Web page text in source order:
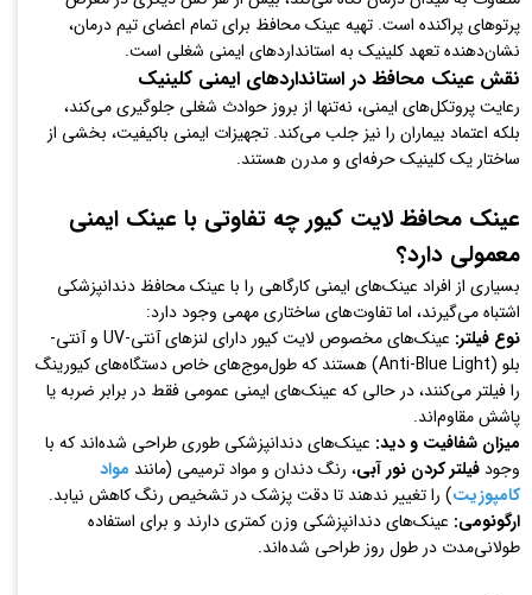
پرتوهای پراکنده است. تهیه عینک محافظ برای تمام اعضای تیم درمان،
نشان‌دهنده تعهد کلینیک به استانداردهای ایمنی شغلی است.
نقش عینک محافظ در استانداردهای ایمنی کلینیک
رعایت پروتکل‌های ایمنی، نه‌تنها از بروز حوادث شغلی جلوگیری می‌کند،
بلکه اعتماد بیماران را نیز جلب می‌کند. تجهیزات ایمنی باکیفیت، بخشی از
ساختار یک کلینیک حرفه‌ای و مدرن هستند.
عینک محافظ لایت کیور چه تفاوتی با عینک ایمنی
معمولی دارد؟
بسیاری از افراد عینک‌های ایمنی کارگاهی را با عینک محافظ دندانپزشکی
اشتباه می‌گیرند، اما تفاوت‌های ساختاری مهمی وجود دارد:
نوع فیلتر:
عینک‌های مخصوص لایت کیور دارای لنزهای آنتی-UV و آنتی-
بلو (Anti-Blue Light) هستند که طول‌موج‌های خاص دستگاه‌های کیورینگ
را فیلتر می‌کنند، در حالی که عینک‌های ایمنی عمومی فقط در برابر ضربه یا
پاشش مقاوم‌اند.
میزان شفافیت و دید: عینک‌های دندانپزشکی طوری طراحی شده‌اند که با
وجودفیلتر کردن نور آبی، رنگ دندان و مواد ترمیمی (مانند مواد
کامپوزیت) را تغییر ندهند تا دقت پزشک در تشخیص رنگ کاهش نیابد.
ارگونومی: عینک‌های دندانپزشکی وزن کمتری دارند و برای استفاده
طولانی‌مدت در طول روز طراحی شده‌اند.